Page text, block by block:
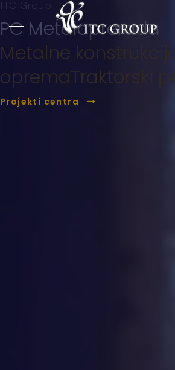
ITC Group
PC Metaloprerada
Metalne
opremaTraktorski
Projekti centra